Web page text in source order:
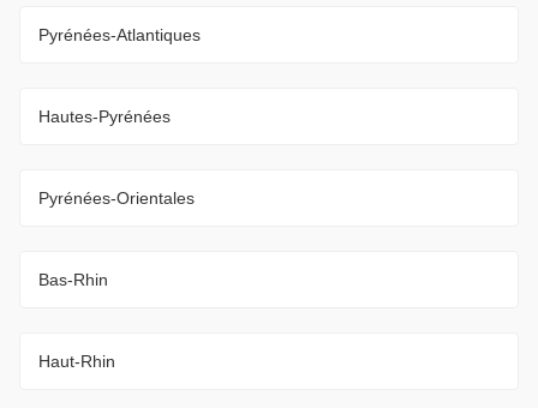
Pyrénées-Atlantiques
Hautes-Pyrénées
Pyrénées-Orientales
Bas-Rhin
Haut-Rhin